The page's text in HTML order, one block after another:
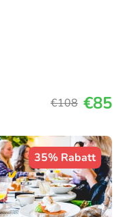
€108 €85
35% Rabatt